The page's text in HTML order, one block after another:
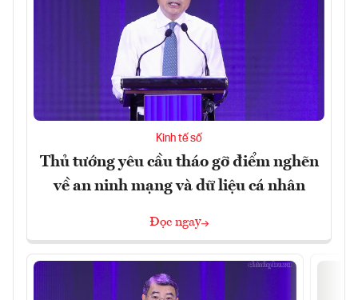
Kinh tế số
Thủ tướng yêu cầu tháo gỡ điểm nghẽn
về an ninh mạng và dữ liệu cá nhân
Đọc ngay